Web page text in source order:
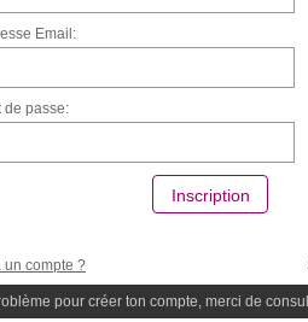
Email:
de passe:
un compte ?
pour créer ton compte, merci de